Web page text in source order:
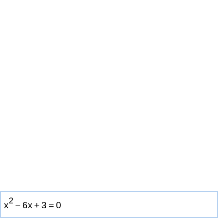
x2 − 6x +3 =0